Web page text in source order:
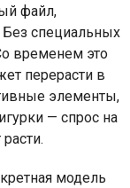
файл,
Без специальных
временем это
перерасти в
элементы,
— спрос на
модель